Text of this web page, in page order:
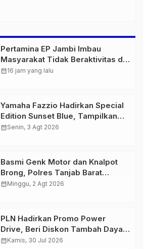
Pertamina EP Jambi Imbau
Masyarakat Tidak Beraktivitas di
Atas Jalur Pipa Migas Demi
calendar_month16 jam yang lalu
Yamaha Fazzio Hadirkan Special
Edition Sunset Blue, Tampilkan
Nuansa Retro Summer yang
calendar_monthSenin, 3 Agt 2026
Basmi Genk Motor dan Knalpot
Brong, Polres Tanjab Barat
Amankan Belasan Kendaraan
calendar_monthMinggu, 2 Agt 2026
PLN Hadirkan Promo Power
Drive, Beri Diskon Tambah Daya
50% di Ajang GIIAS 2026
calendar_monthKamis, 30 Jul 2026